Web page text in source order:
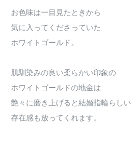
お色味は一目見たときから
気に入ってくださっていた
ホワイトゴールド。
肌馴染みの良い柔らかい印象の
ホワイトゴールドの地金は
艶々に磨き上げると結婚指輪らしい
存在感も放ってくれます。